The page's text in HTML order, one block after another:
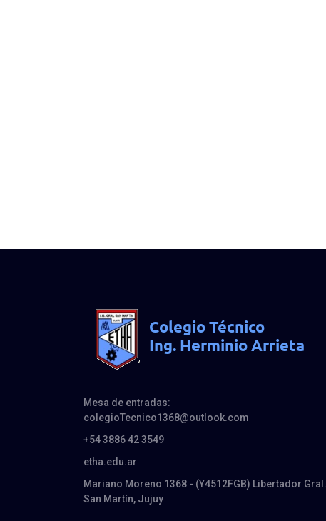
Mesa de entradas:
colegioTecnico1368@outlook.com
+54 3886 42 3549
etha.edu.ar
Mariano Moreno 1368 - (Y4512FGB) Libertador Gral.
San Martín, Jujuy